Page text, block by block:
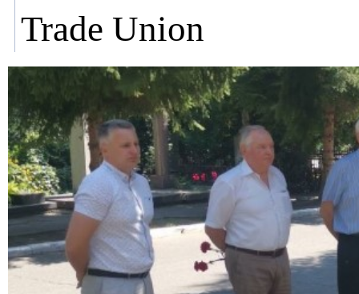
Trade Union